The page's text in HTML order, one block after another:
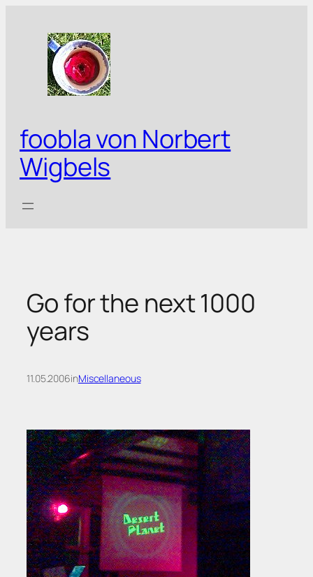
springen
foobla von Norbert
Wigbels
Go for the next 1000
years
11.05.2006inMiscellaneous